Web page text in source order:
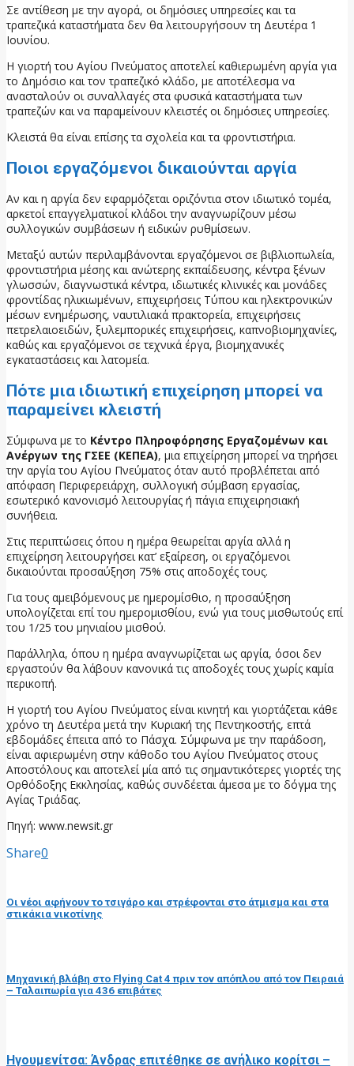
Σε αντίθεση με την αγορά, οι δημόσιες υπηρεσίες και τα
τραπεζικά καταστήματα δεν θα λειτουργήσουν τη Δευτέρα 1
Ιουνίου.
Η γιορτή του Αγίου Πνεύματος αποτελεί καθιερωμένη αργία για
το Δημόσιο και τον τραπεζικό κλάδο, με αποτέλεσμα να
ανασταλούν οι συναλλαγές στα φυσικά καταστήματα των
τραπεζών και να παραμείνουν κλειστές οι δημόσιες υπηρεσίες.
Κλειστά θα είναι επίσης τα σχολεία και τα φροντιστήρια.
Ποιοι εργαζόμενοι δικαιούνται αργία
Αν και η αργία δεν εφαρμόζεται οριζόντια στον ιδιωτικό τομέα,
αρκετοί επαγγελματικοί κλάδοι την αναγνωρίζουν μέσω
συλλογικών συμβάσεων ή ειδικών ρυθμίσεων.
Μεταξύ αυτών περιλαμβάνονται εργαζόμενοι σε βιβλιοπωλεία,
φροντιστήρια μέσης και ανώτερης εκπαίδευσης, κέντρα ξένων
γλωσσών, διαγνωστικά κέντρα, ιδιωτικές κλινικές και μονάδες
φροντίδας ηλικιωμένων, επιχειρήσεις Τύπου και ηλεκτρονικών
μέσων ενημέρωσης, ναυτιλιακά πρακτορεία, επιχειρήσεις
πετρελαιοειδών, ξυλεμπορικές επιχειρήσεις, καπνοβιομηχανίες,
καθώς και εργαζόμενοι σε τεχνικά έργα, βιομηχανικές
εγκαταστάσεις και λατομεία.
Πότε μια ιδιωτική επιχείρηση μπορεί να
παραμείνει κλειστή
Σύμφωνα με το Κέντρο Πληροφόρησης Εργαζομένων και
Ανέργων της ΓΣΕΕ (ΚΕΠΕΑ), μια επιχείρηση μπορεί να τηρήσει
την αργία του Αγίου Πνεύματος όταν αυτό προβλέπεται από
απόφαση Περιφερειάρχη, συλλογική σύμβαση εργασίας,
εσωτερικό κανονισμό λειτουργίας ή πάγια επιχειρησιακή
συνήθεια.
Στις περιπτώσεις όπου η ημέρα θεωρείται αργία αλλά η
επιχείρηση λειτουργήσει κατ’ εξαίρεση, οι εργαζόμενοι
δικαιούνται προσαύξηση 75% στις αποδοχές τους.
Για τους αμειβόμενους με ημερομίσθιο, η προσαύξηση
υπολογίζεται επί του ημερομισθίου, ενώ για τους μισθωτούς επί
του 1/25 του μηνιαίου μισθού.
Παράλληλα, όπου η ημέρα αναγνωρίζεται ως αργία, όσοι δεν
εργαστούν θα λάβουν κανονικά τις αποδοχές τους χωρίς καμία
περικοπή.
Η γιορτή του Αγίου Πνεύματος είναι κινητή και γιορτάζεται κάθε
χρόνο τη Δευτέρα μετά την Κυριακή της Πεντηκοστής, επτά
εβδομάδες έπειτα από το Πάσχα. Σύμφωνα με την παράδοση,
είναι αφιερωμένη στην κάθοδο του Αγίου Πνεύματος στους
Αποστόλους και αποτελεί μία από τις σημαντικότερες γιορτές της
Ορθόδοξης Εκκλησίας, καθώς συνδέεται άμεσα με το δόγμα της
Αγίας Τριάδας.
Πηγή: www.newsit.gr
Share0
Οι νέοι αφήνουν το τσιγάρο και στρέφονται στο άτμισμα και στα
στικάκια νικοτίνης
Μηχανική βλάβη στο Flying Cat 4 πριν τον απόπλου από τον Πειραιά
– Ταλαιπωρία για 436 επιβάτες
Ηγουμενίτσα: Άνδρας επιτέθηκε σε ανήλικο κορίτσι –